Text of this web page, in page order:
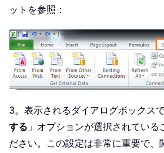
ットを参照：
3。表示されるダイアログボックス
する 」オプションが選択されている
ださい。この設定は非常に重要で、